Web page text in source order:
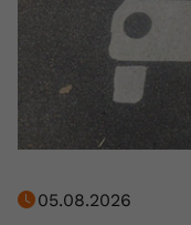
05.08.2026